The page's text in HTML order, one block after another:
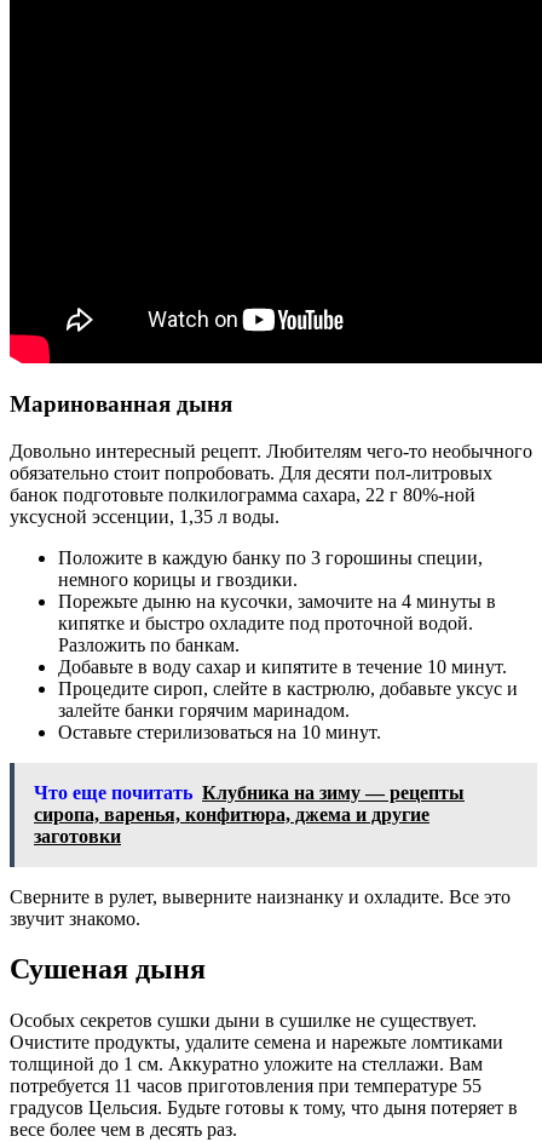
Маринованная дыня
Довольно интересный рецепт. Любителям чего-то необычного
обязательно стоит попробовать. Для десяти пол-литровых
банок подготовьте полкилограмма сахара, 22 г 80%-ной
уксусной эссенции, 1,35 л воды.
Положите в каждую банку по 3 горошины специи,
немного корицы и гвоздики.
Порежьте дыню на кусочки, замочите на 4 минуты в
кипятке и быстро охладите под проточной водой.
Разложить по банкам.
Добавьте в воду сахар и кипятите в течение 10 минут.
Процедите сироп, слейте в кастрюлю, добавьте уксус и
залейте банки горячим маринадом.
Оставьте стерилизоваться на 10 минут.
Что еще почитать Клубника на зиму — рецепты
сиропа, варенья, конфитюра, джема и другие
заготовки
Сверните в рулет, выверните наизнанку и охладите. Все это
звучит знакомо.
Сушеная дыня
Особых секретов сушки дыни в сушилке не существует.
Очистите продукты, удалите семена и нарежьте ломтиками
толщиной до 1 см. Аккуратно уложите на стеллажи. Вам
потребуется 11 часов приготовления при температуре 55
градусов Цельсия. Будьте готовы к тому, что дыня потеряет в
весе более чем в десять раз.